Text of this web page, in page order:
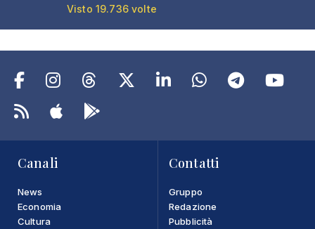
Visto 19.736 volte
Canali
News
Economia
Cultura
Contatti
Gruppo
Redazione
Pubblicità